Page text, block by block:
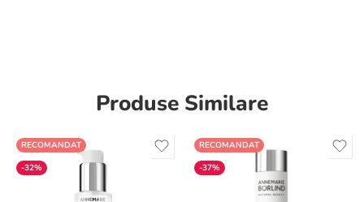
Produse Similare
RECOMANDAT
-32%
RECOMANDAT
-37%